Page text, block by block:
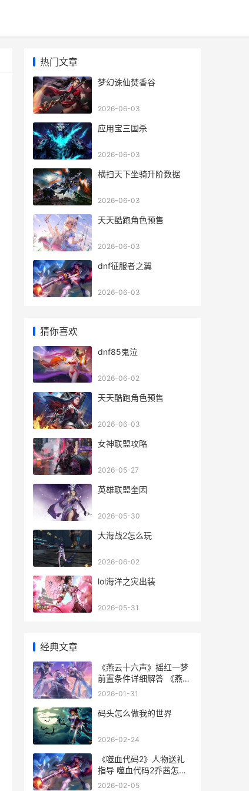
热门文章
梦幻诛仙焚香谷
2026-06-03
应用宝三国杀
2026-06-03
横扫天下坐骑升阶数据
2026-06-03
天天酷跑角色预售
2026-06-03
dnf征服者之翼
2026-06-03
猜你喜欢
dnf85鬼泣
2026-06-02
天天酷跑角色预售
2026-06-03
女神联盟攻略
2026-05-27
英雄联盟奎因
2026-05-30
大海战2怎么玩
2026-06-02
lol海洋之灾出装
2026-05-31
经典文章
《燕云十六声》摇红一梦
前置条件详细解答 《燕云
十六声》官网
2026-01-31
码头怎么做我的世界
2026-02-24
《噬血代码2》人物送礼
指导 噬血代码2乔茜怎么
救
2026-02-05